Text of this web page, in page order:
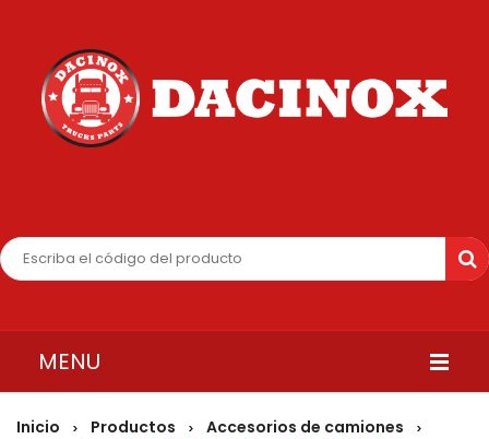
MENU
INICIO
Inicio > Productos > Accesorios de camiones >